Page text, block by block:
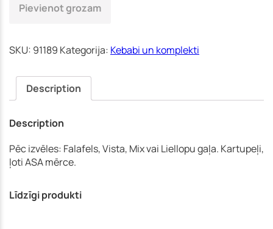
Pievienot grozam
SKU: 91189 Kategorija: Kebabi un komplekti
Description
Description
Pēc izvēles: Falafels, Vista, Mix vai Liellopu gaļa. Kartupeļi,
ļoti ASA mērce.
Līdzīgi produkti